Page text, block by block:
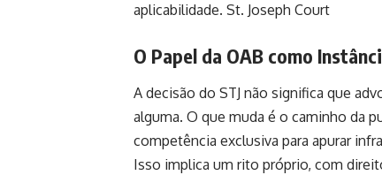
aplicabilidade. St. Joseph Court
O Papel da OAB como
A decisão do STJ não significa que
alguma. O que muda é o caminho da
competência exclusiva para apurar
Isso implica um rito próprio, com